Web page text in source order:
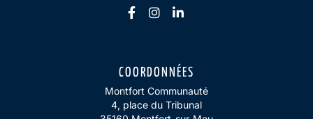
Lien vers le compte Facebook
Lien vers le compte
Lien vers le compte
COORDONNÉES
Montfort Communauté
4, place du Tribunal